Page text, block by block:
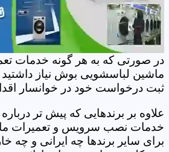
در صورتی که به هر گونه خدمات
ماشین لباسشویی بوش نیاز داشتید
ثبت درخواست خود در خوانسار
علاوه بر برندهایی که پیش تر
خدمات نصب سرویس و تعمیرات
برای سایر برندها چه ایرانی و چه